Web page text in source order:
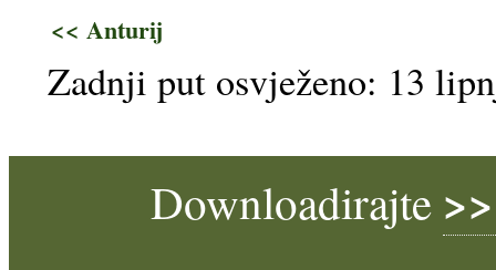
<< Anturij
Zadnji put osvježeno: 13
Downloadirajte